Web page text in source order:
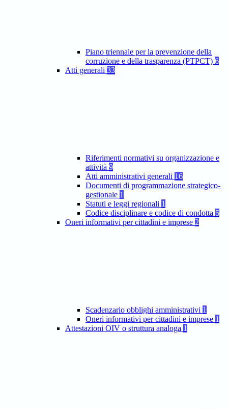
Piano triennale per la prevenzione della
corruzione e della trasparenza (PTPCT) 6
Atti generali 33
Riferimenti normativi su organizzazione e
attività 9
Atti amministrativi generali 16
Documenti di programmazione strategico-
gestionale 1
Statuti e leggi regionali 1
Codice disciplinare e codice di condotta 5
Oneri informativi per cittadini e imprese 2
Scadenzario obblighi amministrativi 1
Oneri informativi per cittadini e imprese 1
Attestazioni OIV o struttura analoga 1